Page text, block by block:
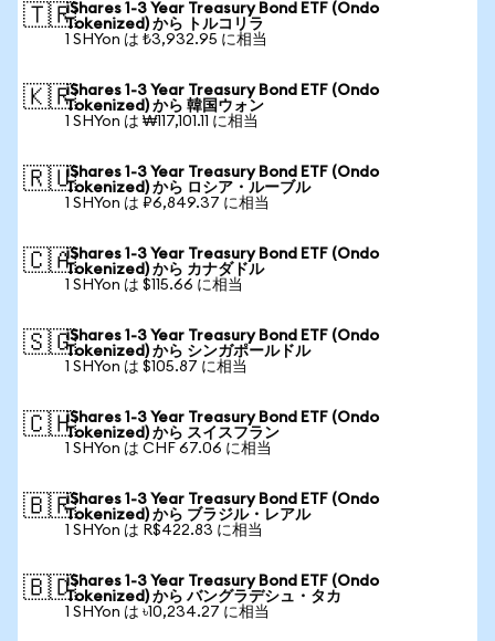
🇹🇷iShares 1-3 Year Treasury Bond ETF (Ondo
Tokenized) から トルコリラ
1 SHYon は ₺3,932.95 に相当
🇰🇷iShares 1-3 Year Treasury Bond ETF (Ondo
Tokenized) から 韓国ウォン
1 SHYon は ₩117,101.11 に相当
🇷🇺iShares 1-3 Year Treasury Bond ETF (Ondo
Tokenized) から ロシア・ルーブル
1 SHYon は ₽6,849.37 に相当
🇨🇦iShares 1-3 Year Treasury Bond ETF (Ondo
Tokenized) から カナダドル
1 SHYon は $115.66 に相当
🇸🇬iShares 1-3 Year Treasury Bond ETF (Ondo
Tokenized) から シンガポールドル
1 SHYon は $105.87 に相当
🇨🇭iShares 1-3 Year Treasury Bond ETF (Ondo
Tokenized) から スイスフラン
1 SHYon は CHF 67.06 に相当
🇧🇷iShares 1-3 Year Treasury Bond ETF (Ondo
Tokenized) から ブラジル・レアル
1 SHYon は R$422.83 に相当
🇧🇩iShares 1-3 Year Treasury Bond ETF (Ondo
Tokenized) から バングラデシュ・タカ
1 SHYon は ৳10,234.27 に相当